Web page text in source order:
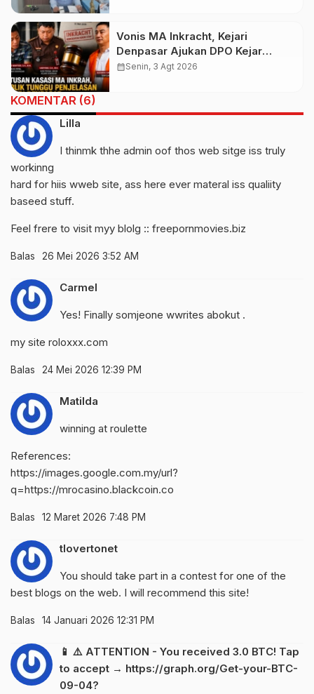
Vonis MA Inkracht, Kejari
Denpasar Ajukan DPO Kejar
Budiman Tiang
calendar_monthSenin, 3 Agt 2026
KOMENTAR (6)
Lilla
I thinmk thhe admin oof thos web sitge iss truly
workinng
hard for hiis wweb site, ass here ever materal iss qualiity
baseed stuff.
Feel frere to visit myy blolg :: freepornmovies.biz
Balas 26 Mei 2026 3:52 AM
Carmel
Yes! Finally somjeone wwrites abokut .
my site roloxxx.com
Balas 24 Mei 2026 12:39 PM
Matilda
winning at roulette
References:
https://images.google.com.my/url?
q=https://mrocasino.blackcoin.co
Balas 12 Maret 2026 7:48 PM
tlovertonet
You should take part in a contest for one of the
best blogs on the web. I will recommend this site!
Balas 14 Januari 2026 12:31 PM
📱 ⚠️ ATTENTION - You received 3.0 BTC! Tap
to accept → https://graph.org/Get-your-BTC-
09-04?